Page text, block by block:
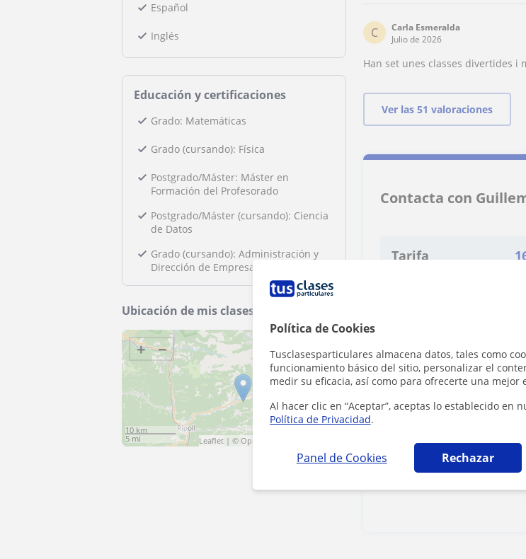
Política de Cookies
Tusclasesparticulares almacena datos, tales como
funcionamiento básico del sitio, personalizar el
medir su eficacia, así como para ofrecerte una mejor
Al hacer clic en “Aceptar”, aceptas lo establecido en
Política de Privacidad.
Panel de Cookies Rechazar
Español
Inglés
Educación y certificaciones
Grado: Matemáticas
Grado (cursando): Física
Postgrado/Máster: Máster en
Formación del Profesorado
Postgrado/Máster (cursando): Ciencia
de Datos
Grado (cursando): Administración y
Dirección de Empresas
Ubicación de mis clases
+ −
10 km
5 mi
Leaflet | ©OpenStreetMap
C
Carla Esmeralda
Julio de 2026
Han set unes classes divertides
Ver las 51 valoraciones
Contacta con
Tarifa